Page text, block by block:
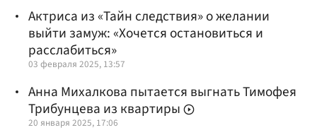
Актриса из «Тайн следствия» о желании
выйти замуж: «Хочется остановиться и
расслабиться»
03 февраля 2025, 13:57
Анна Михалкова пытается выгнать Тимофея
Трибунцева из квартиры
20 января 2025, 17:06